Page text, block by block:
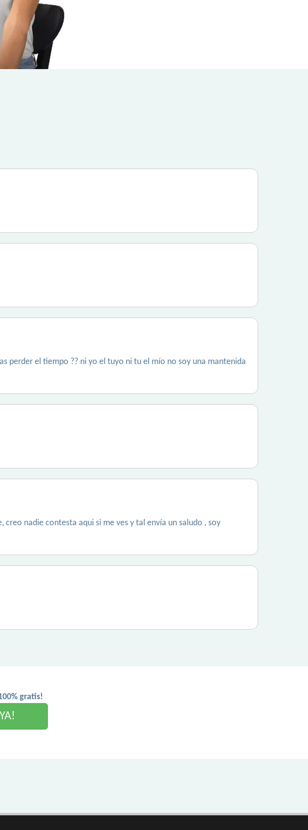
perder el tiempo ?? ni yo el tuyo ni tu el mío no soy una mantenida
nadie contesta aqui si me ves y tal envía un saludo , soy
gratis!